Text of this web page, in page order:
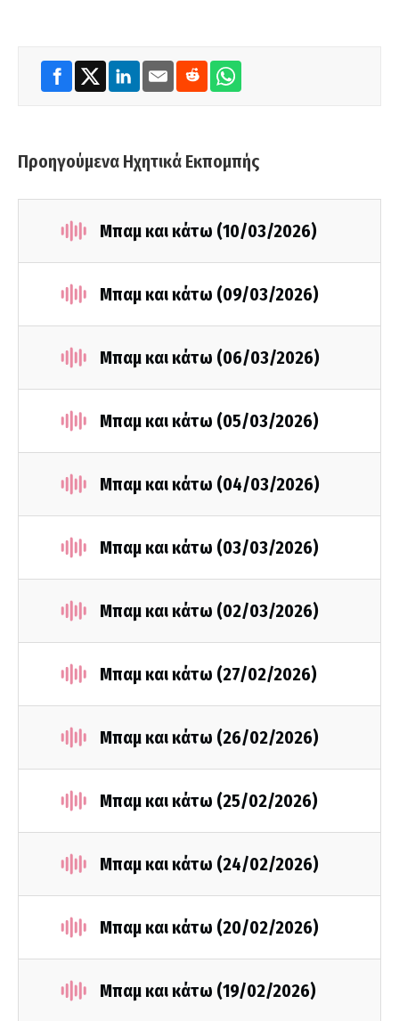
Προηγούμενα Ηχητικά Εκπομπής
Μπαμ και κάτω (10/03/2026)
Μπαμ και κάτω (09/03/2026)
Μπαμ και κάτω (06/03/2026)
Μπαμ και κάτω (05/03/2026)
Μπαμ και κάτω (04/03/2026)
Μπαμ και κάτω (03/03/2026)
Μπαμ και κάτω (02/03/2026)
Μπαμ και κάτω (27/02/2026)
Μπαμ και κάτω (26/02/2026)
Μπαμ και κάτω (25/02/2026)
Μπαμ και κάτω (24/02/2026)
Μπαμ και κάτω (20/02/2026)
Μπαμ και κάτω (19/02/2026)